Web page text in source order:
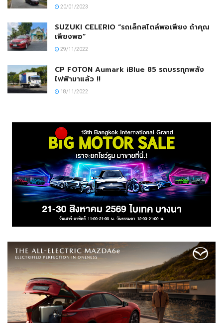
20/01/2023
SUZUKI CELERIO “รถเล็กสไตล์พอเพียง ถ้าคุณ
เพียงพอ”
29/11/2022
CP FOTON Aumark iBlue 85 รถบรรทุกพลัง
ไฟฟ้ามาแล้ว !!
18/11/2022